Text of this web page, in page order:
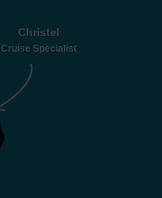
Christel
Cruise Specialist